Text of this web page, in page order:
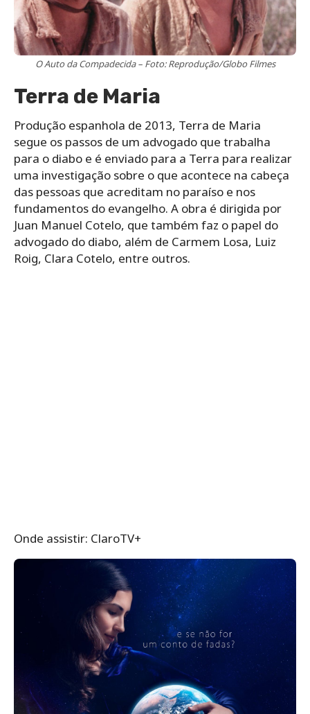
O Auto da Compadecida – Foto: Reprodução/Globo Filmes
Terra de Maria
Produção espanhola de 2013, Terra de Maria
segue os passos de um advogado que trabalha
para o diabo e é enviado para a Terra para realizar
uma investigação sobre o que acontece na cabeça
das pessoas que acreditam no paraíso e nos
fundamentos do evangelho. A obra é dirigida por
Juan Manuel Cotelo, que também faz o papel do
advogado do diabo, além de Carmem Losa, Luiz
Roig, Clara Cotelo, entre outros.
Onde assistir: ClaroTV+